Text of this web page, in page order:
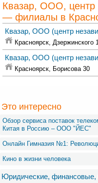
Квазар, ООО, центр
— филиалы в
Квазар, ООО (центр
Красноярск, Дзержинского
Квазар, ООО (центр
Красноярск, Борисова 30
Это интересно
Обзор сервиса поставок
Китая в Россию – OOO "ЙЕС"
Онлайн Гимназия №1:
Кино в жизни человека
Юридические, финансовые,